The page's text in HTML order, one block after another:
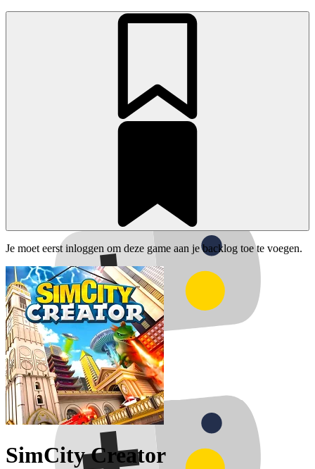
Je moet eerst inloggen om deze game aan je backlog toe te voegen.
SimCity Creator